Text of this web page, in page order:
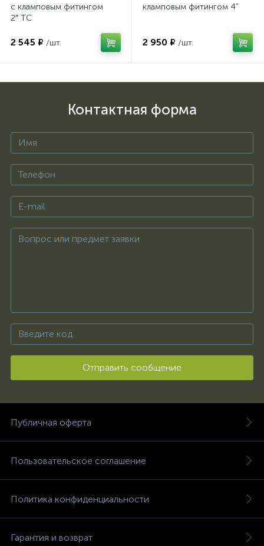
с кламповым фитингом
2″ TC
2 545 ₽ /шт.
кламповым фитингом 4"
2 950 ₽ /шт.
Контактная форма
Отправить сообщение
Публичная оферта
Пользовательское соглашение
Политика конфиденциальности
Гарантия и возврат